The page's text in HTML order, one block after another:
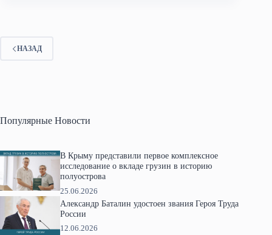
НАЗАД
Популярные Новости
В Крыму представили первое комплексное
исследование о вкладе грузин в историю
полуострова
25.06.2026
Александр Баталин удостоен звания Героя Труда
России
12.06.2026